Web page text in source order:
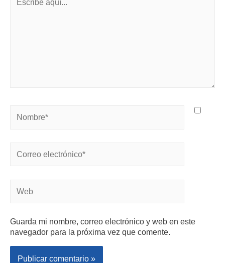
Guarda mi nombre, correo electrónico y web en este
navegador para la próxima vez que comente.